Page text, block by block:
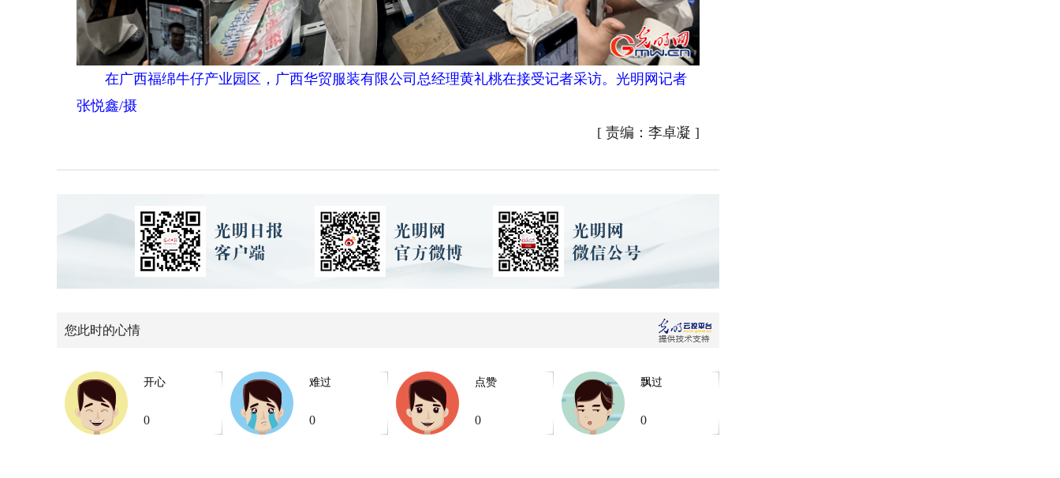
在广西福绵牛仔产业园区，广西华贸服装有限公司总经理黄礼桃在接受记者采访。光明网记者
张悦鑫/摄
[ 责编：李卓凝 ]
您此时的心情
开心
0
难过
0
点赞
0
飘过
0